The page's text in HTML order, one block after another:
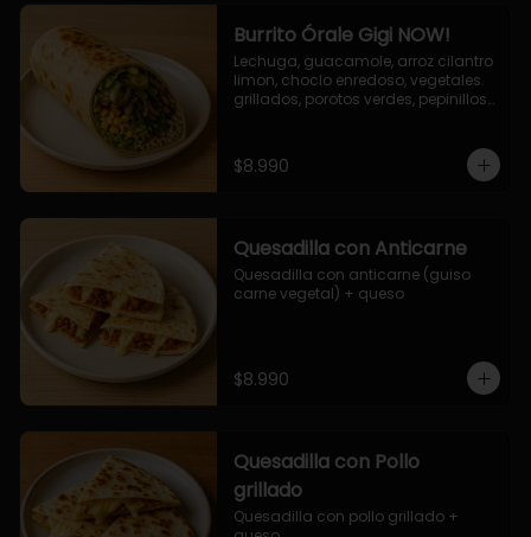
Burrito Órale Gigi NOW!
Lechuga, guacamole, arroz cilantro
limon, choclo enredoso, vegetales
grillados, porotos verdes, pepinillos
$8.990
Quesadilla con Anticarne
Quesadilla con anticarne (guiso
carne vegetal) + queso
$8.990
Quesadilla con Pollo
grillado
Quesadilla con pollo grillado +